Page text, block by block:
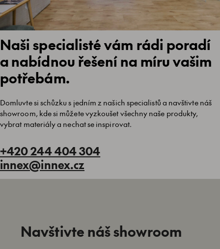
Naši specialisté vám rádi poradí
a nabídnou řešení na míru vašim
potřebám.
Domluvte si schůzku s jedním z našich specialistů a navštivte náš
showroom, kde si můžete vyzkoušet všechny naše produkty,
vybrat materiály a nechat se inspirovat.
+420 244 404 304
innex@innex.cz
Navštivte náš showroom